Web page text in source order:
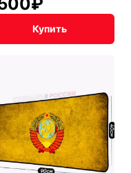
Купить